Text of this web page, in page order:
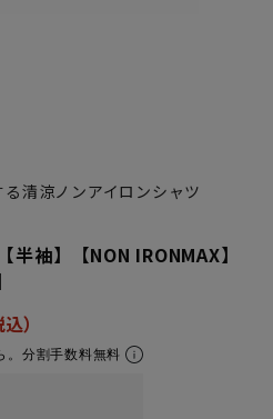
清涼ノンアイロンシャツ
袖】【NON IRONMAX】
。分割手数料無料